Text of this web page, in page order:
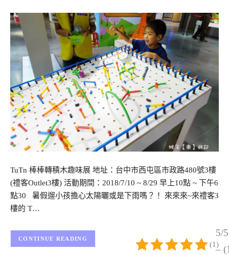
TuTn 棒棒轉積木趣味展 地址：台中市西屯區市政路480號3樓
(禮客Outlet3樓) 活動期間：2018/7/10 ~ 8/29 早上10點 ~ 下午6
點30 暑假遛小孩擔心太陽曬或是下雨嗎？！ 來來來~來禮客3
樓的 T…
5/5
–
(1)
CONTINUE READING